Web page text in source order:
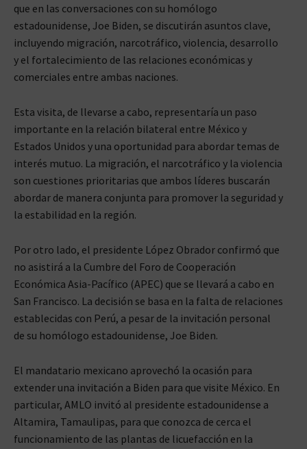
que en las conversaciones con su homólogo
estadounidense, Joe Biden, se discutirán asuntos clave,
incluyendo migración, narcotráfico, violencia, desarrollo
y el fortalecimiento de las relaciones económicas y
comerciales entre ambas naciones.
Esta visita, de llevarse a cabo, representaría un paso
importante en la relación bilateral entre México y
Estados Unidos y una oportunidad para abordar temas de
interés mutuo. La migración, el narcotráfico y la violencia
son cuestiones prioritarias que ambos líderes buscarán
abordar de manera conjunta para promover la seguridad y
la estabilidad en la región.
Por otro lado, el presidente López Obrador confirmó que
no asistirá a la Cumbre del Foro de Cooperación
Económica Asia-Pacífico (APEC) que se llevará a cabo en
San Francisco. La decisión se basa en la falta de relaciones
establecidas con Perú, a pesar de la invitación personal
de su homólogo estadounidense, Joe Biden.
El mandatario mexicano aprovechó la ocasión para
extender una invitación a Biden para que visite México. En
particular, AMLO invitó al presidente estadounidense a
Altamira, Tamaulipas, para que conozca de cerca el
funcionamiento de las plantas de licuefacción en la